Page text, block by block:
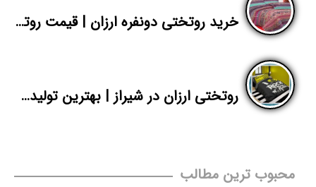
خرید روتختی دونفره ارزان | قیمت روتختی اسپرت پلی استر | پاندا
روتختی ارزان در شیراز | بهترین تولیدی روتختی با فروش مستقیم تهران
محبوب ترین مطالب